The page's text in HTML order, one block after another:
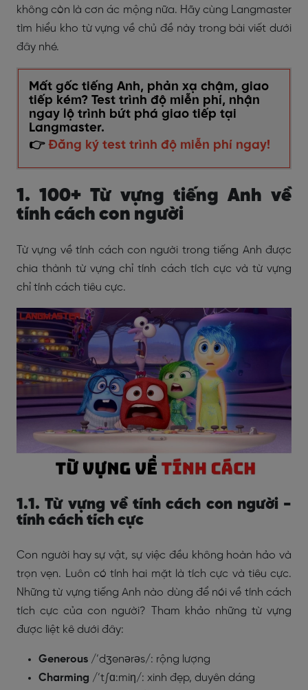
không còn là cơn ác mộng nữa. Hãy cùng Langmaster
tìm hiểu kho từ vựng về chủ đề này trong bài viết dưới
đây nhé.
Mất gốc tiếng Anh, phản xạ chậm, giao
tiếp kém? Test trình độ miễn phí, nhận
ngay lộ trình bứt phá giao tiếp tại
Langmaster.
👉 Đăng ký test trình độ miễn phí ngay!
1. 100+ Từ vựng tiếng Anh về
tính cách con người
Từ vựng về tính cách con người trong tiếng Anh được
chia thành từ vựng chỉ tính cách tích cực và từ vựng
chỉ tính cách tiêu cực.
1.1. Từ vựng về tính cách con người -
tính cách tích cực
Con người hay sự vật, sự việc đều không hoàn hảo và
trọn vẹn. Luôn có tính hai mặt là tích cực và tiêu cực.
Những từ vựng tiếng Anh nào dùng để nói về tính cách
tích cực của con người? Tham khảo những từ vựng
được liệt kê dưới đây:
Generous /’dʒenərəs/: rộng lượng
Charming /’t∫ɑ:miη/: xinh đẹp, duyên dáng